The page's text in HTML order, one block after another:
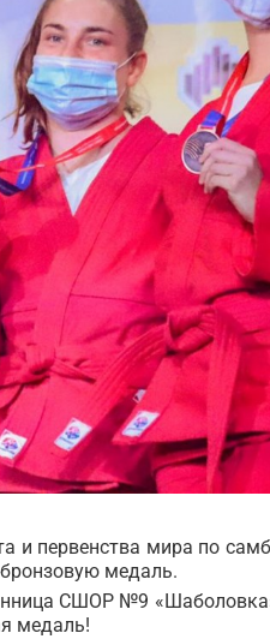
и первенства мира по
медаль.
СШОР №9
медаль!